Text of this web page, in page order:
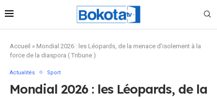
Accueil » Mondial 2026 : les Léopards, de la menace d’isolement à la
force de la diaspora ( Tribune )
Actualités Sport
Mondial 2026 : les Léopards, de la